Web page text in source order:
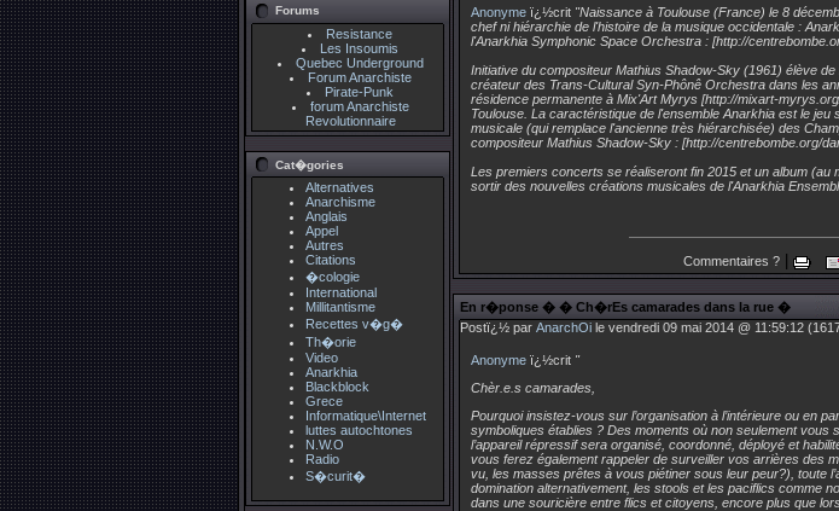
Forums
Resistance
Les Insoumis
Quebec Underground
Forum Anarchiste
Pirate-Punk
forum Anarchiste
Revolutionnaire
Cat�gories
Alternatives
Anarchisme
Anglais
Appel
Autres
Citations
�cologie
International
Millitantisme
Recettes v�g�
Th�orie
Video
Anarkhia
Blackblock
Grece
Informatique\Internet
luttes autochtones
N.W.O
Radio
S�curit�
Anonyme ï¿½crit "Naissance à Toulouse (France) le 8
chef ni hiérarchie de l'histoire de la musique occidentale :
l'Anarkhia Symphonic Space Orchestra : [http://
Initiative du compositeur Mathius Shadow-Sky (1961) élève
créateur des Trans-Cultural Syn-Phônê Orchestra dans les
résidence permanente à Mix'Art Myrys [http://mixart-
Toulouse. La caractéristique de l'ensemble Anarkhia est le
musicale (qui remplace l'ancienne très hiérarchisée) des
compositeur Mathius Shadow-Sky : [http://centrebombe.org/
Les premiers concerts se réaliseront fin 2015 et un album
sortir des nouvelles créations musicales de l'Anarkhia
Commentaires ?|
En r�ponse � � Ch�rEs camarades dans la rue �
Postï¿½ par AnarchOi le vendredi 09 mai 2014 @ 11:59:12
Anonyme ï¿½crit "
Chèr.e.s camarades,
Pourquoi insistez-vous sur l’organisation à l’intérieure ou en
symboliques établies ? Des moments où non seulement
l’appareil répressif sera organisé, coordonné, déployé et
vous ferez également rappeler de surveiller vos arrières des
vu, les masses prêtes à vous piétiner sous leur peur?), toute
domination alternativement, les stools et les paciflics comme
dans une souricière entre flics etcitoyens , encore plus que